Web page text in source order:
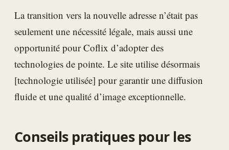
La transition vers la nouvelle adresse n’était pas
seulement une nécessité légale, mais aussi une
opportunité pour Coflix d’adopter des
technologies de pointe. Le site utilise désormais
[technologie utilisée] pour garantir une diffusion
fluide et une qualité d’image exceptionnelle.
Conseils pratiques pour les